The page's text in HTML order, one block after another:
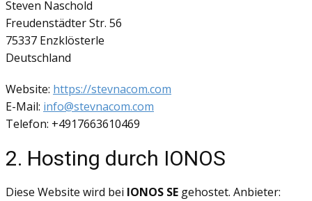
Steven Naschold
Freudenstädter Str. 56
75337 Enzklösterle
Deutschland
Website: https://stevnacom.com
E-Mail: info@stevnacom.com
Telefon: +4917663610469
2. Hosting durch IONOS
Diese Website wird bei IONOS SE gehostet. Anbieter: